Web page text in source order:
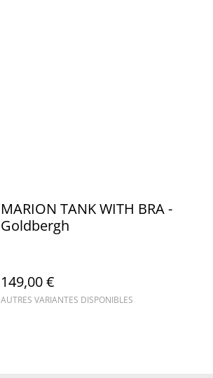
MARION TANK WITH BRA -
Goldbergh
149,00 €
AUTRES VARIANTES DISPONIBLES